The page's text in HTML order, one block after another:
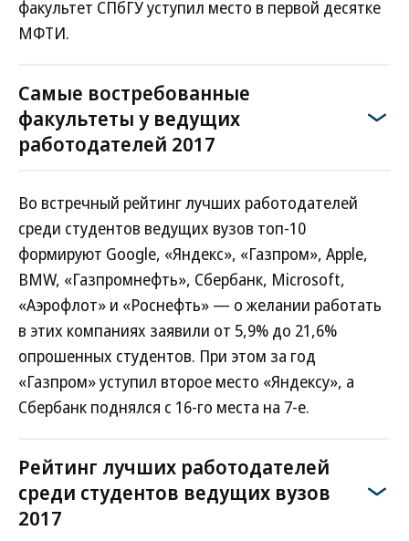
факультет СПбГУ уступил место в первой десятке
МФТИ.
Самые востребованные
факультеты у ведущих
работодателей 2017
Во встречный рейтинг лучших работодателей
среди студентов ведущих вузов топ-10
формируют Google, «Яндекс», «Газпром», Apple,
BMW, «Газпромнефть», Сбербанк, Microsoft,
«Аэрофлот» и «Роснефть» — о желании работать
в этих компаниях заявили от 5,9% до 21,6%
опрошенных студентов. При этом за год
«Газпром» уступил второе место «Яндексу», а
Сбербанк поднялся с 16-го места на 7-е.
Рейтинг лучших работодателей
среди студентов ведущих вузов
2017